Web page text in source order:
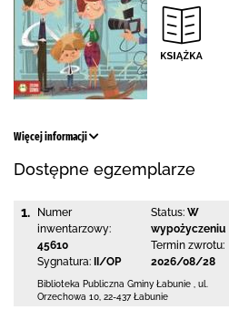
Więcej informacji
Dostępne egzemplarze
1.
Numer
inwentarzowy:
45610
Sygnatura:
II/OP
Status: W
wypożyczeniu
Termin zwrotu:
2026/08/28
Biblioteka Publiczna Gminy Łabunie
ul.
Orzechowa 10 22-437 Łabunie